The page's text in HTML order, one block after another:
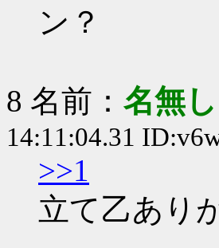
ン？
8 名前： 名無
14:11:04.31
>>1
立て乙あり